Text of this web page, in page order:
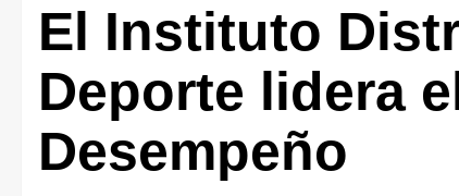
El Instituto
Deporte lidera
Desempeño